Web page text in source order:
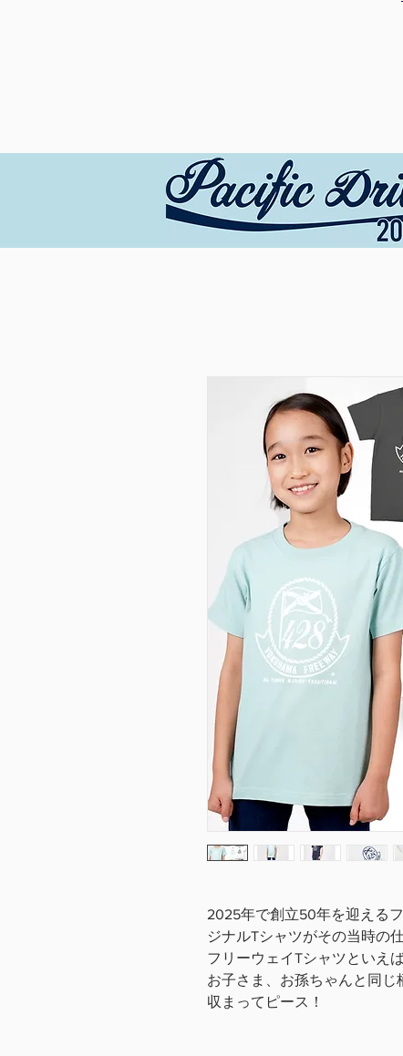
2025年で創立50年を迎える
ジナルTシャツがその当時の
フリーウェイTシャツといえ
お子さま、お孫ちゃんと同じ
収まってピース！